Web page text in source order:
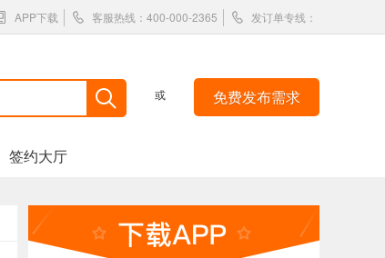
APP下载 客服热线：400-000-2365 发订单专线：
免费发布需求
或
签约大厅